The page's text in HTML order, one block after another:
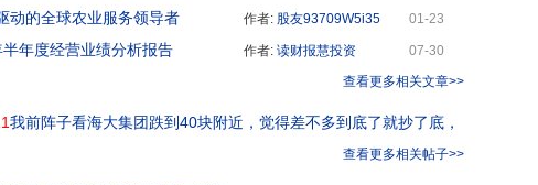
动的全球农业服务领导者 作者: 股友93709W5i35 01-23
半年度经营业绩分析报告 作者: 读财报慧投资
07-30
查看更多相关文章>>
我前阵子看海大集团跌到40块附近，觉得差不多到底了就抄了底，
查看更多相关帖子>>